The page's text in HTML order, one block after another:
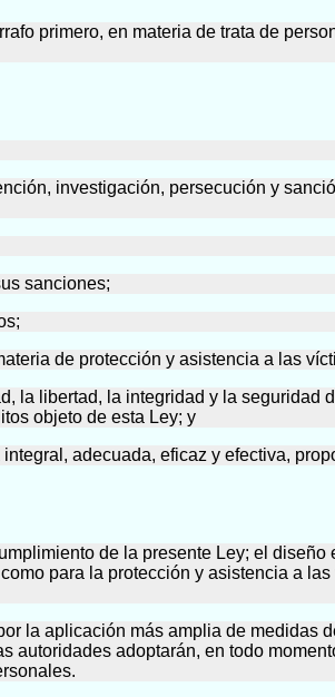
primero, en materia de trata de
investigación, persecución y
sanciones;
de protección y asistencia a las
la libertad, la integridad y la
objeto de esta Ley; y
adecuada, eficaz y efectiva,
de la presente Ley; el
para la protección y asistencia a
la aplicación más amplia de
autoridades adoptarán, en todo